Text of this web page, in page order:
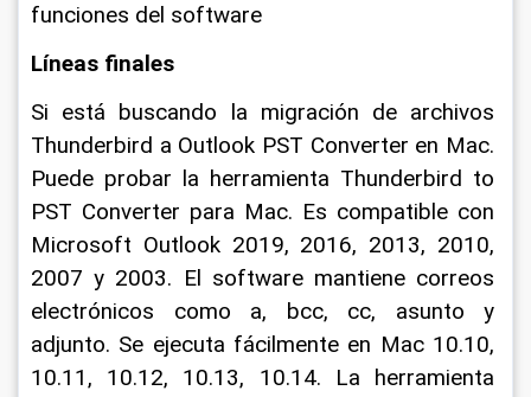
funciones del software
Líneas finales
Si está buscando la migración de archivos
Thunderbird a Outlook PST Converter en Mac.
Puede probar la herramienta Thunderbird to
PST Converter para Mac. Es compatible con
Microsoft Outlook 2019, 2016, 2013, 2010,
2007 y 2003. El software mantiene correos
electrónicos como a, bcc, cc, asunto y
adjunto. Se ejecuta fácilmente en Mac 10.10,
10.11, 10.12, 10.13, 10.14. La herramienta